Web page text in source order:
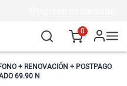
0
+ RENOVACIÓN + POSTPAGO
69.90 N